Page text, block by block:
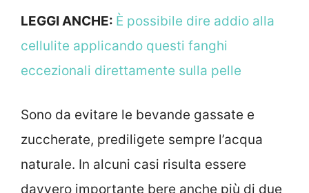
LEGGI ANCHE: È possibile dire addio alla
cellulite applicando questi fanghi
eccezionali direttamente sulla pelle
Sono da evitare le bevande gassate e
zuccherate, prediligete sempre l’acqua
naturale. In alcuni casi risulta essere
davvero importante bere anche più di due